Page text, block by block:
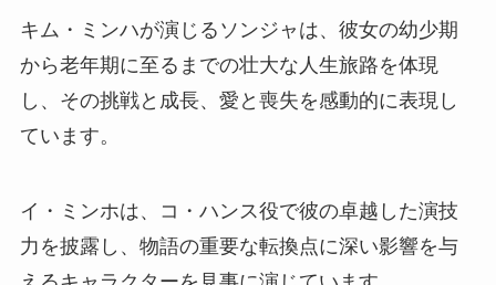
キム・ミンハが演じるソンジャは、彼女の幼少期
から老年期に至るまでの壮大な人生旅路を体現
し、その挑戦と成長、愛と喪失を感動的に表現し
ています。
イ・ミンホは、コ・ハンス役で彼の卓越した演技
力を披露し、物語の重要な転換点に深い影響を与